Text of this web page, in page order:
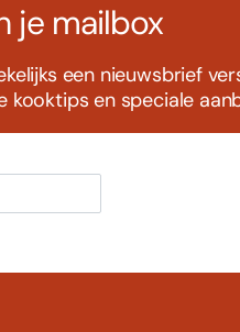
je mailbox
een nieuwsbrief
kooktips en speciale